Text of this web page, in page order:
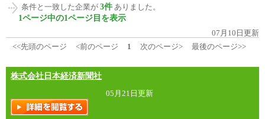
条件と一致した企業が 3件 ありました。
1ページ中の1ページ目を表示
07月10日更新
<<先頭のページ
<前のページ 1 次のページ> 最後のページ>>
株式会社日本経済新聞社
05月21日更新